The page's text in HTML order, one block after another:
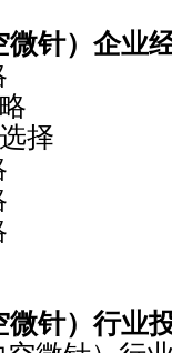
针） 企业
择
微针）行业